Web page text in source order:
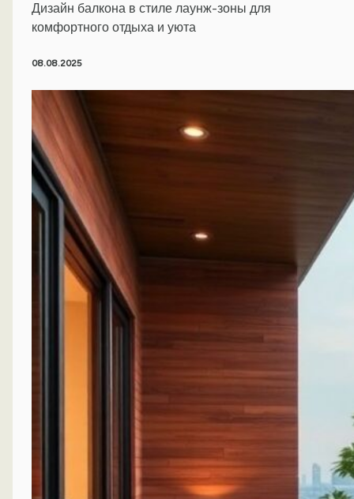
Дизайн балкона в стиле лаунж-зоны для
комфортного отдыха и уюта
08.08.2025